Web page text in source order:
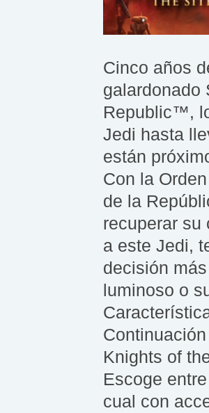
Cinco años
galardonado
Republic™,
Jedi hasta
están
Con la
de la
recuperar su
a este Jedi,
decisión
luminoso o
Knights of
Escoge
cual con